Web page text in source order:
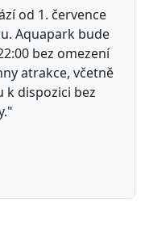
od 1. července
Aquapark bude
bez omezení
atrakce, včetně
k dispozici bez